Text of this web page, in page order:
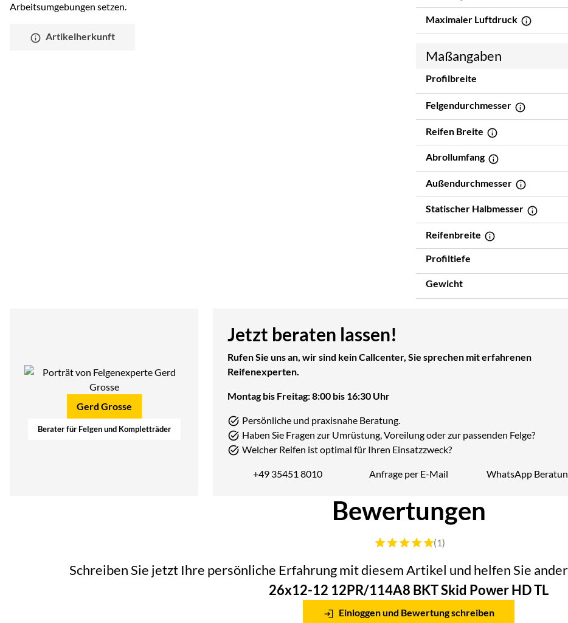
Arbeitsumgebungen setzen.
Artikelherkunft
Maximaler Luftdruck
Maßangaben
Profilbreite
Felgendurchmesser
Reifen Breite
Abrollumfang
Außendurchmesser
Statischer Halbmesser
Reifenbreite
Profiltiefe
Gewicht
Gerd Grosse
Berater für Felgen und Kompletträder
Jetzt beraten lassen!
Rufen Sie uns an, wir sind kein Callcenter, Sie sprechen mit erfahrenen
Reifenexperten.
Montag bis Freitag: 8:00 bis 16:30 Uhr
Persönliche und praxisnahe Beratung.
Haben Sie Fragen zur Umrüstung, Voreilung oder zur passenden Felge?
Welcher Reifen ist optimal für Ihren Einsatzzweck?
Telefon:
+49 35451 8010 Anfrage per E-Mail WhatsApp
Bewertungen
Bewertung: 5 von 5 (1 Bewertungen)
(1)
Schreiben Sie jetzt Ihre persönliche Erfahrung mit diesem Artikel und helfen Sie
26x12-12 12PR/114A8 BKT Skid Power HD TL
Einloggen und Bewertung schreiben